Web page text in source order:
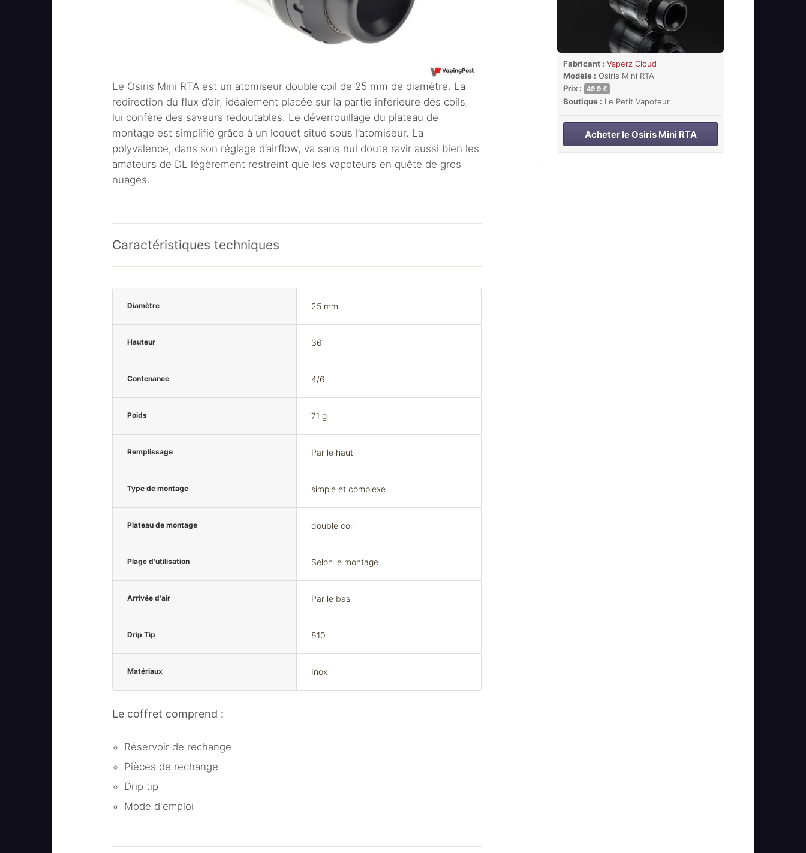
Le Osiris Mini RTA est un atomiseur double coil de 25 mm de diamètre. La
redirection du flux d’air, idéalement placée sur la partie inférieure des coils,
lui confère des saveurs redoutables. Le déverrouillage du plateau de
montage est simplifié grâce à un loquet situé sous l’atomiseur. La
polyvalence, dans son réglage d’airflow, va sans nul doute ravir aussi bien les
amateurs de DL légèrement restreint que les vapoteurs en quête de gros
nuages.
Caractéristiques techniques
Diamètre 25 mm
Hauteur 36
Contenance 4/6
Poids 71 g
Remplissage Par le haut
Type de montage simple et complexe
Plateau de montage double coil
Plage d'utilisation Selon le montage
Arrivée d'air Par le bas
Drip Tip 810
Matériaux Inox
Le coffret comprend :
Réservoir de rechange
Pièces de rechange
Drip tip
Mode d'emploi
Fabricant : Vaperz Cloud
Modèle : Osiris Mini RTA
Prix :
49.9 €
Boutique : Le Petit Vapoteur
Acheter le Osiris Mini RTA